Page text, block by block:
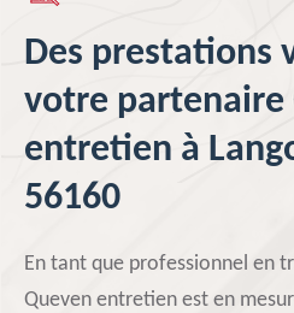
Des prestations
votre partenaire
entretien à
56160
En tant que professionnel en
Queven entretien est en